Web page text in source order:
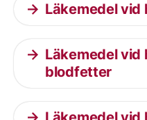
Läkemedel vid
Läkemedel vid
blodfetter